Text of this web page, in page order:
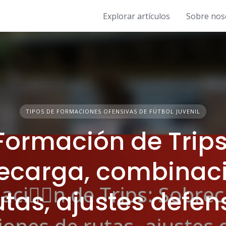
Explorar artículos Sobre
TIPOS DE FORMACIONES OFENSIVAS DE FÚTBOL JUVENIL
de
ajustes